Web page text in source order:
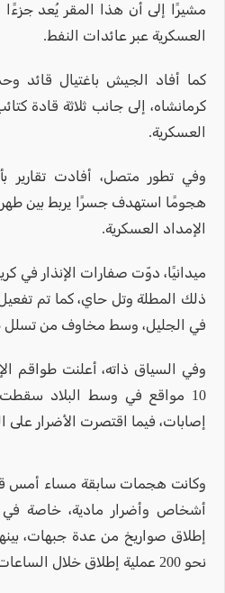
مشيرًا إلى أن هذا المقر يُعد
العسكرية عبر عائدات النفط.
كما أفاد الجيش باغتيال قائد
كرمانشاه، إلى جانب ثلاثة قادة
العسكرية.
وفي تطور متصل، أفادت تقارير
هجومًا استهدف جسرًا يربط بين
الإمداد العسكرية.
ميدانيًا، دوّت صفارات الإنذار في
ذلك المطلة وتل حاي، كما تم
في الجليل، وسط مخاوف من تسلل
وفي السياق ذاته، أعلنت طواقم
10 مواقع في وسط البلاد
إصابات، فيما اقتصرت الأضرار على
وكانت هجمات سابقة مساء أمس
أشخاص وأضرار مادية، خاصة
إطلاق صواريخ من عدة جبهات،
نحو 200 عملية إطلاق خلال الساعات الأربع والعشرين الماضية.